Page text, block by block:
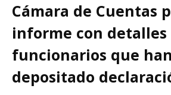
Cámara de Cuentas
informe con detalles
funcionarios que han
depositado